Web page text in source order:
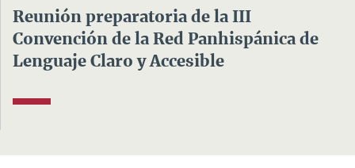
Reunión preparatoria de la III
Convención de la Red Panhispánica de
Lenguaje Claro y Accesible